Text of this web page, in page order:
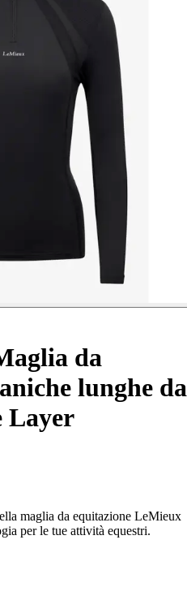
da
lunghe da
Layer
maglia da equitazione LeMieux
per le tue attività equestri.